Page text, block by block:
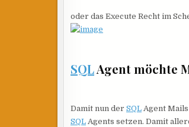
oder das Execute Recht im
SQLAgent möchte
Damit nun der SQL Agent
SQL Agents setzen. Damit